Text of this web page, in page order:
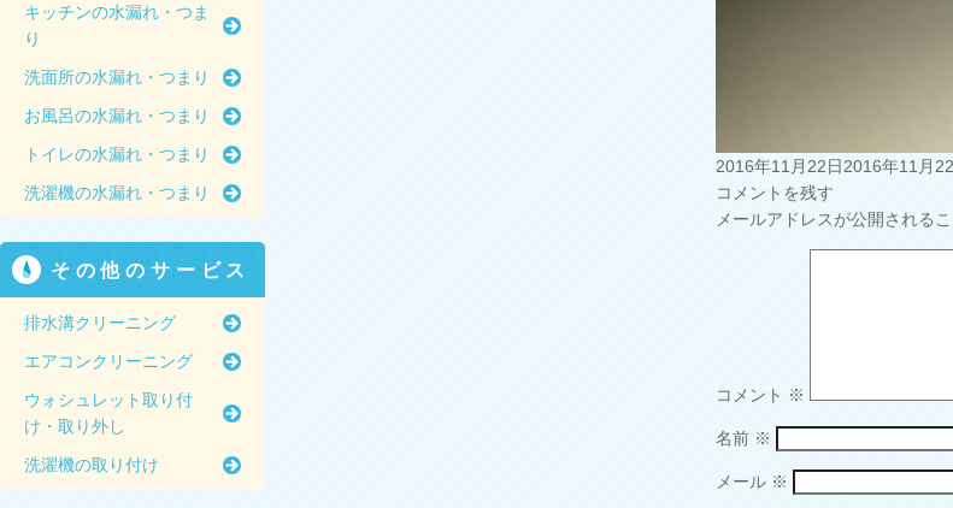
投
稿
日:
2016年11月22日2016年11月
コメントを残す
メールアドレスが公開される
コメント ※
名前 ※
メール ※
キッチンの水漏れ・つま
り
洗面所の水漏れ・つまり
お風呂の水漏れ・つまり
トイレの水漏れ・つまり
洗濯機の水漏れ・つまり
その他のサービス
排水溝クリーニング
エアコンクリーニング
ウォシュレット取り付
け・取り外し
洗濯機の取り付け